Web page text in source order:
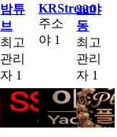
밤튜
브
최고
관리
자 1
KRStream
주소
야 1
22야
동
최고
관리
자 1